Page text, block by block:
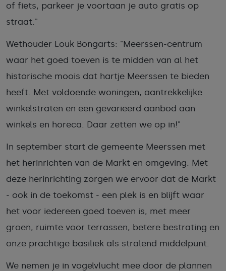
of fiets, parkeer je voortaan je auto gratis op
straat."
Wethouder Louk Bongarts: "Meerssen-centrum
waar het goed toeven is te midden van al het
historische moois dat hartje Meerssen te bieden
heeft. Met voldoende woningen, aantrekkelijke
winkelstraten en een gevarieerd aanbod aan
winkels en horeca. Daar zetten we op in!"
In september start de gemeente Meerssen met
het herinrichten van de Markt en omgeving. Met
deze herinrichting zorgen we ervoor dat de Markt
- ook in de toekomst - een plek is en blijft waar
het voor iedereen goed toeven is, met meer
groen, ruimte voor terrassen, betere bestrating en
onze prachtige basiliek als stralend middelpunt.
We nemen je in vogelvlucht mee door de plannen